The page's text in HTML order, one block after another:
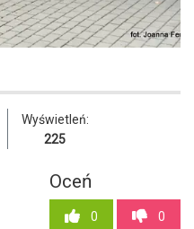
Wyświetleń:
225
Oceń
0 0